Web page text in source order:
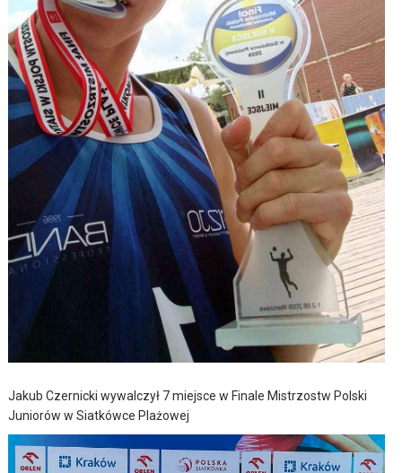
Jakub Czernicki wywalczył 7 miejsce w Finale Mistrzostw Polski
Juniorów w Siatkówce Plażowej